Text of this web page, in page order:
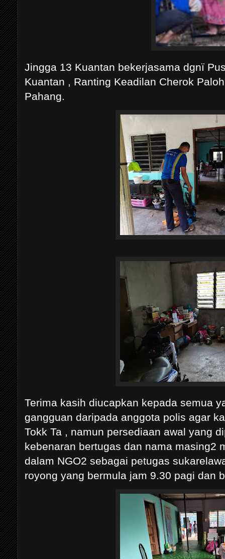
Jingga 13 Kuantan bekerjasama dgnï
Kuantan , Ranting Keadilan Cherok
Pahang.
Terima kasih diucapkan kepada semua
gangguan daripada anggota polis agar
Tokk Ta , namun persediaan awal yang
kebenaran bertugas dan nama masing2
dalam NGO2 sebagai petugas
royong yang bermula jam 9.30 pagi dan